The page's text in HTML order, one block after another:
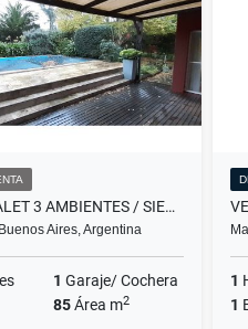
VENTA / CHALET 3 AMBIENTES / SIERRA DE LOS PADRES
Aires, Argentina
1 Garaje/ Cochera
85Área m2
1
1